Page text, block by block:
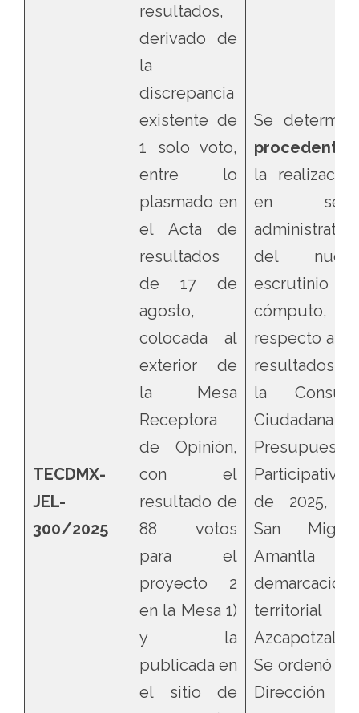
TECDMX-
JEL-
300/2025
resultados,
derivado de
la
discrepancia
existente de
1 solo voto,
entre lo
plasmado en
el Acta de
resultados
de 17 de
agosto,
colocada al
exterior de
la Mesa
Receptora
de Opinión,
con el
resultado de
88 votos
para el
proyecto 2
en la Mesa 1)
y la
publicada en
el sitio de
Se
procedente
la
en
del
escrutinio
cómputo,
respecto a
resultados
la
Ciudadana
Presupuesto
Participativo
de 2025,
San
Amantla
demarcación
territorial
Azcapotzalco.
Se ordenó a
Dirección